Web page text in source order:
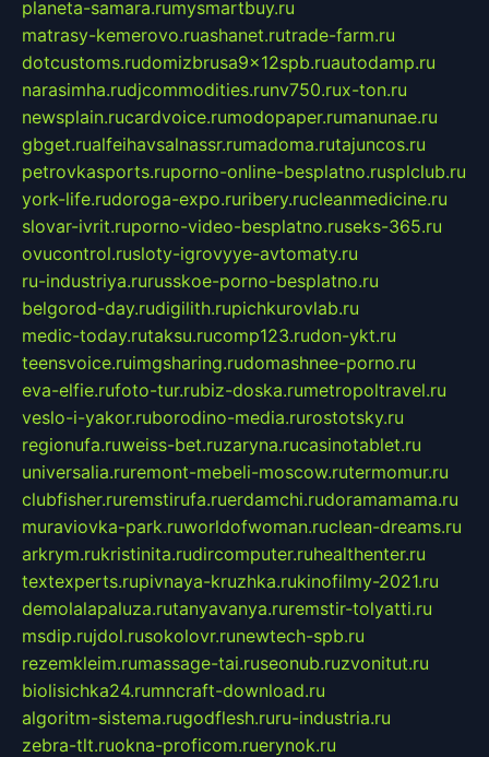
planeta-samara.rumysmartbuy.ru
matrasy-kemerovo.ruashanet.rutrade-farm.ru
dotcustoms.rudomizbrusa9x12spb.ruautodamp.ru
narasimha.rudjcommodities.runv750.rux-ton.ru
newsplain.rucardvoice.rumodopaper.rumanunae.ru
gbget.rualfeihavsalnassr.rumadoma.rutajuncos.ru
petrovkasports.ruporno-online-besplatno.rusplclub.ru
york-life.rudoroga-expo.ruribery.rucleanmedicine.ru
slovar-ivrit.ruporno-video-besplatno.ruseks-365.ru
ovucontrol.rusloty-igrovyye-avtomaty.ru
ru-industriya.rurusskoe-porno-besplatno.ru
belgorod-day.rudigilith.rupichkurovlab.ru
medic-today.rutaksu.rucomp123.rudon-ykt.ru
teensvoice.ruimgsharing.rudomashnee-porno.ru
eva-elfie.rufoto-tur.rubiz-doska.rumetropoltravel.ru
veslo-i-yakor.ruborodino-media.rurostotsky.ru
regionufa.ruweiss-bet.ruzaryna.rucasinotablet.ru
universalia.ruremont-mebeli-moscow.rutermomur.ru
clubfisher.ruremstirufa.ruerdamchi.rudoramamama.ru
muraviovka-park.ruworldofwoman.ruclean-dreams.ru
arkrym.rukristinita.rudircomputer.ruhealthenter.ru
textexperts.rupivnaya-kruzhka.rukinofilmy-2021.ru
demolalapaluza.rutanyavanya.ruremstir-tolyatti.ru
msdip.rujdol.rusokolovr.runewtech-spb.ru
rezemkleim.rumassage-tai.ruseonub.ruzvonitut.ru
biolisichka24.rumncraft-download.ru
algoritm-sistema.rugodflesh.ruru-industria.ru
zebra-tlt.ruokna-proficom.ruerynok.ru